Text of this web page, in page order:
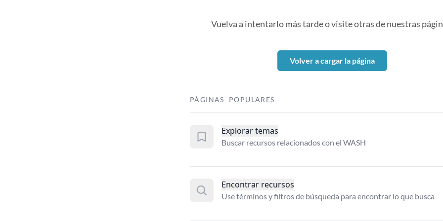
Vuelva a intentarlo más tarde o visite otras de nuestras
Volver a cargar la página
PÁGINAS POPULARES
Explorar temas
Buscar recursos relacionados con el WASH
Encontrar recursos
Use términos y filtros de búsqueda para encontrar lo que busca